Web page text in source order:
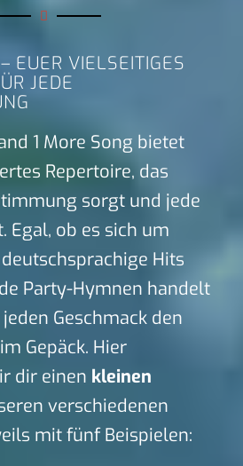
EUER VIELSEITIGES
JEDE
1 More Song bietet
Repertoire, das
sorgt und jede
Egal, ob es sich um
Hits
Party-Hymnen handelt
Geschmack den
Gepäck. Hier
dir einen kleinen
verschiedenen
mit fünf Beispielen: